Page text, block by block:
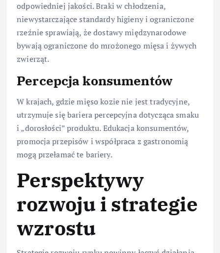
odpowiedniej jakości. Braki w chłodzenia,
niewystarczające standardy higieny i ograniczone
rzeźnie sprawiają, że dostawy międzynarodowe
bywają ograniczone do mrożonego mięsa i żywych
zwierząt.
Percepcja konsumentów
W krajach, gdzie mięso kozie nie jest tradycyjne,
utrzymuje się bariera percepcyjna dotycząca smaku
i „dorosłości” produktu. Edukacja konsumentów,
promocja przepisów i współpraca z gastronomią
mogą przełamać te bariery.
Perspektywy
rozwoju i strategie
wzrostu